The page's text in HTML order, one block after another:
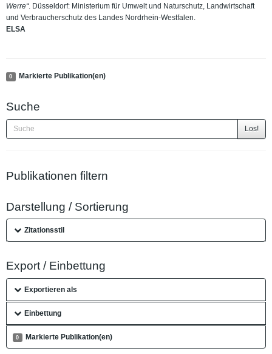
Werre“. Düsseldorf: Ministerium für Umwelt und Naturschutz, Landwirtschaft
und Verbraucherschutz des Landes Nordrhein-Westfalen.
ELSA
0 Markierte Publikation(en)
Suche
Los!
Publikationen filtern
Darstellung / Sortierung
Zitationsstil
Export / Einbettung
Exportieren als
Einbettung
0 Markierte Publikation(en)